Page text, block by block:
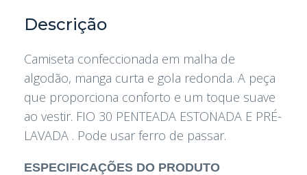
Descrição
Camiseta confeccionada em malha de
algodão, manga curta e gola redonda. A peça
que proporciona conforto e um toque suave
ao vestir. FIO 30 PENTEADA ESTONADA E PRÉ-
LAVADA . Pode usar ferro de passar.
ESPECIFICAÇÕES DO PRODUTO